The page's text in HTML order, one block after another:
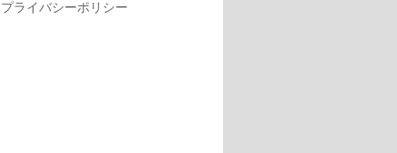
プライバシーポリシー